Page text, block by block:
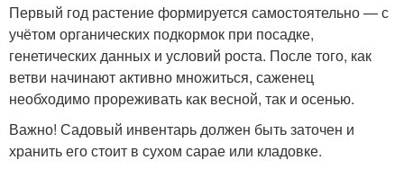
Первый год растение формируется самостоятельно — с
учётом органических подкормок при посадке,
генетических данных и условий роста. После того, как
ветви начинают активно множиться, саженец
необходимо прореживать как весной, так и осенью.
Важно! Садовый инвентарь должен быть заточен и
хранить его стоит в сухом сарае или кладовке.